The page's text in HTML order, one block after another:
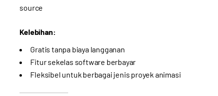
source
Kelebihan:
Gratis tanpa biaya langganan
Fitur sekelas software berbayar
Fleksibel untuk berbagai jenis proyek animasi